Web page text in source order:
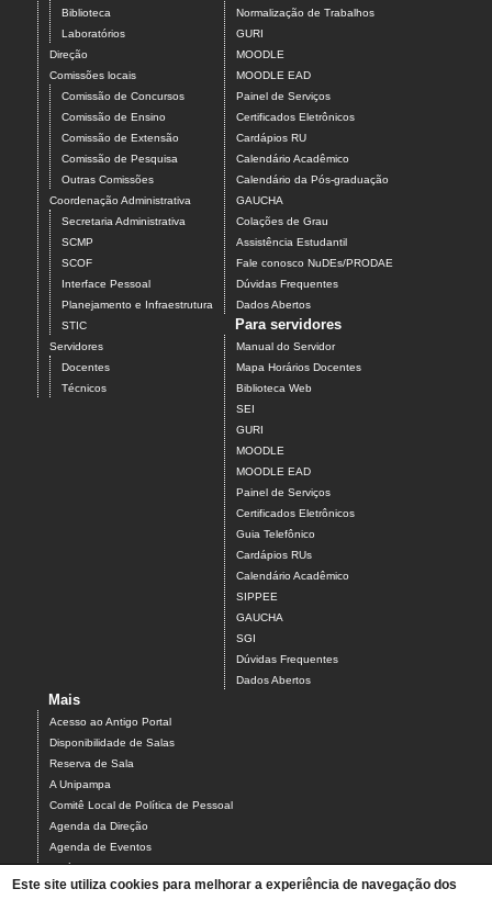
Biblioteca
Laboratórios
Direção
Comissões locais
Comissão de Concursos
Comissão de Ensino
Comissão de Extensão
Comissão de Pesquisa
Outras Comissões
Coordenação Administrativa
Secretaria Administrativa
SCMP
SCOF
Interface Pessoal
Planejamento e Infraestrutura
STIC
Servidores
Docentes
Técnicos
Normalização de Trabalhos
GURI
MOODLE
MOODLE EAD
Painel de Serviços
Certificados Eletrônicos
Cardápios RU
Calendário Acadêmico
Calendário da Pós-graduação
GAUCHA
Colações de Grau
Assistência Estudantil
Fale conosco NuDEs/PRODAE
Dúvidas Frequentes
Dados Abertos
Para servidores
Manual do Servidor
Mapa Horários Docentes
Biblioteca Web
SEI
GURI
MOODLE
MOODLE EAD
Painel de Serviços
Certificados Eletrônicos
Guia Telefônico
Cardápios RUs
Calendário Acadêmico
SIPPEE
GAUCHA
SGI
Dúvidas Frequentes
Dados Abertos
Mais
Acesso ao Antigo Portal
Disponibilidade de Salas
Reserva de Sala
A Unipampa
Comitê Local de Política de Pessoal
Agenda da Direção
Agenda de Eventos
Estágios
Relatório de Gestão
Este site utiliza cookies para melhorar a experiência de navegação dos